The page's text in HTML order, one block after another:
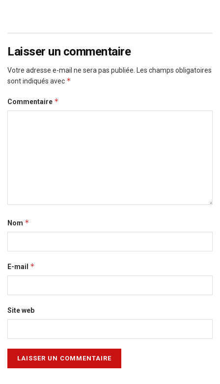
Laisser un commentaire
Votre adresse e-mail ne sera pas publiée. Les champs obligatoires
sont indiqués avec *
Commentaire *
Nom *
E-mail *
Site web